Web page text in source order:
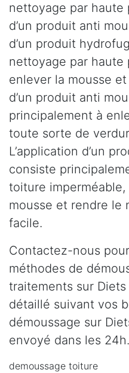
nettoyage par haute
d’un produit anti
d’un produit
nettoyage par haute
enlever la mousse et
d’un produit anti
principalement à
toute sorte de
L’application d’un
consiste
toiture
mousse et rendre le
facile.
Contactez-nous
méthodes de
traitements sur
détaillé suivant vos
démoussage sur
envoyé dans les 24h.
demoussage toiture